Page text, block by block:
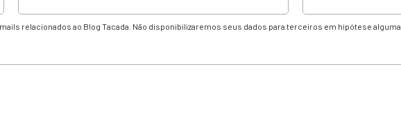
relacionados ao Blog Tacada. Não disponibilizaremos seus dados para terceiros em hipótese alguma.